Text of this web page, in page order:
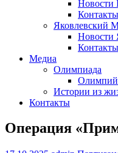
Новости
Яковлевский
Новости
Медиа
Олимпиада
Истории из
Контакты
Операция